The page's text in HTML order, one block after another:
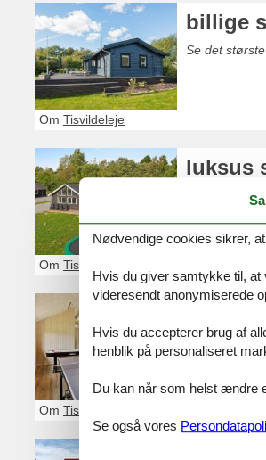
billige
Se det
Om Tisvildeleje
luksus
Se det
Om Tisvildeleje
Se det
Om Tisvildeleje
Nødvendige cookies sikrer,
Hvis du giver samtykke til,
videresendt anonymiserede
Hvis du accepterer brug af
henblik på personaliseret
Du kan når som helst ændre
Se også vores